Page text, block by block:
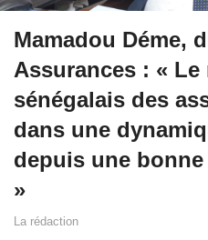
Mamadou Déme,
Assurances : « Le
sénégalais des
dans une
depuis une bonne
»
La rédaction